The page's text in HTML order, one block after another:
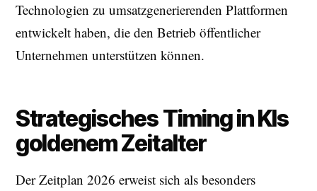
Technologien zu umsatzgenerierenden Plattformen
entwickelt haben, die den Betrieb öffentlicher
Unternehmen unterstützen können.
Strategisches Timing in KIs
goldenem Zeitalter
Der Zeitplan 2026 erweist sich als besonders